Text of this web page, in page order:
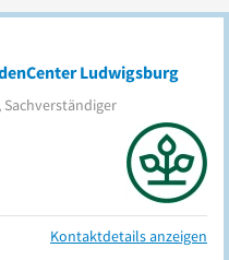
Ludwigsburg
Kontaktdetails anzeigen